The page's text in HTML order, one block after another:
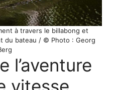
à travers le billabong et
du bateau / © Photo : Georg
l’aventure
vitesse